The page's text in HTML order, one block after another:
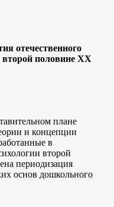
отечественного
половине XX
плане
и концепции
в
второй
периодизация
основ дошкольного